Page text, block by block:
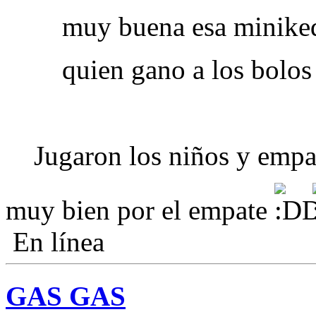
muy buena esa
quien gano a los
Jugaron los niños y
muy bien por el empate
En línea
GAS GAS